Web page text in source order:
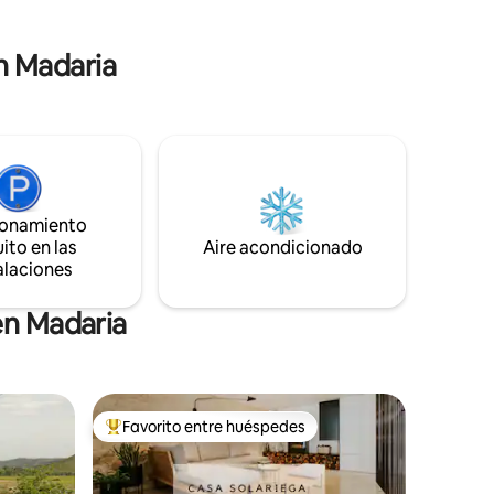
Madaria
en las
Aire acondicionado
Madaria
Favorito entre huéspedes preferido
Favorito entre huéspedes